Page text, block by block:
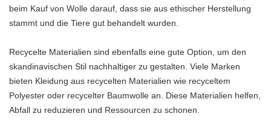
beim Kauf von Wolle darauf, dass sie aus ethischer Herstellung
stammt und die Tiere gut behandelt wurden.
Recycelte Materialien sind ebenfalls eine gute Option, um den
skandinavischen Stil nachhaltiger zu gestalten. Viele Marken
bieten Kleidung aus recycelten Materialien wie recyceltem
Polyester oder recycelter Baumwolle an. Diese Materialien helfen,
Abfall zu reduzieren und Ressourcen zu schonen.